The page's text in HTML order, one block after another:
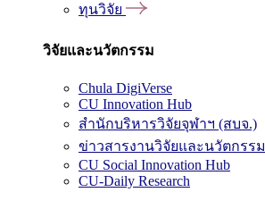
ทุนวิจัย
วิจัยและนวัตกรรม
Chula DigiVerse
CU Innovation Hub
สำนักบริหารวิจัยจุฬาฯ (สบจ.)
ข่าวสารงานวิจัยและนวัตกรรม
CU Social Innovation Hub
CU-Daily Research